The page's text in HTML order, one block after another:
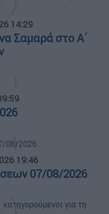
14:29
Σαμαρά στο Α΄
19:46
07/08/2026